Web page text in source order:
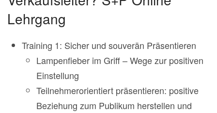
Lehrgang
Training 1: Sicher und souverän Präsentieren
Lampenfieber im Griff – Wege zur positiven
Einstellung
Teilnehmerorientiert präsentieren: positive
Beziehung zum Publikum herstellen und